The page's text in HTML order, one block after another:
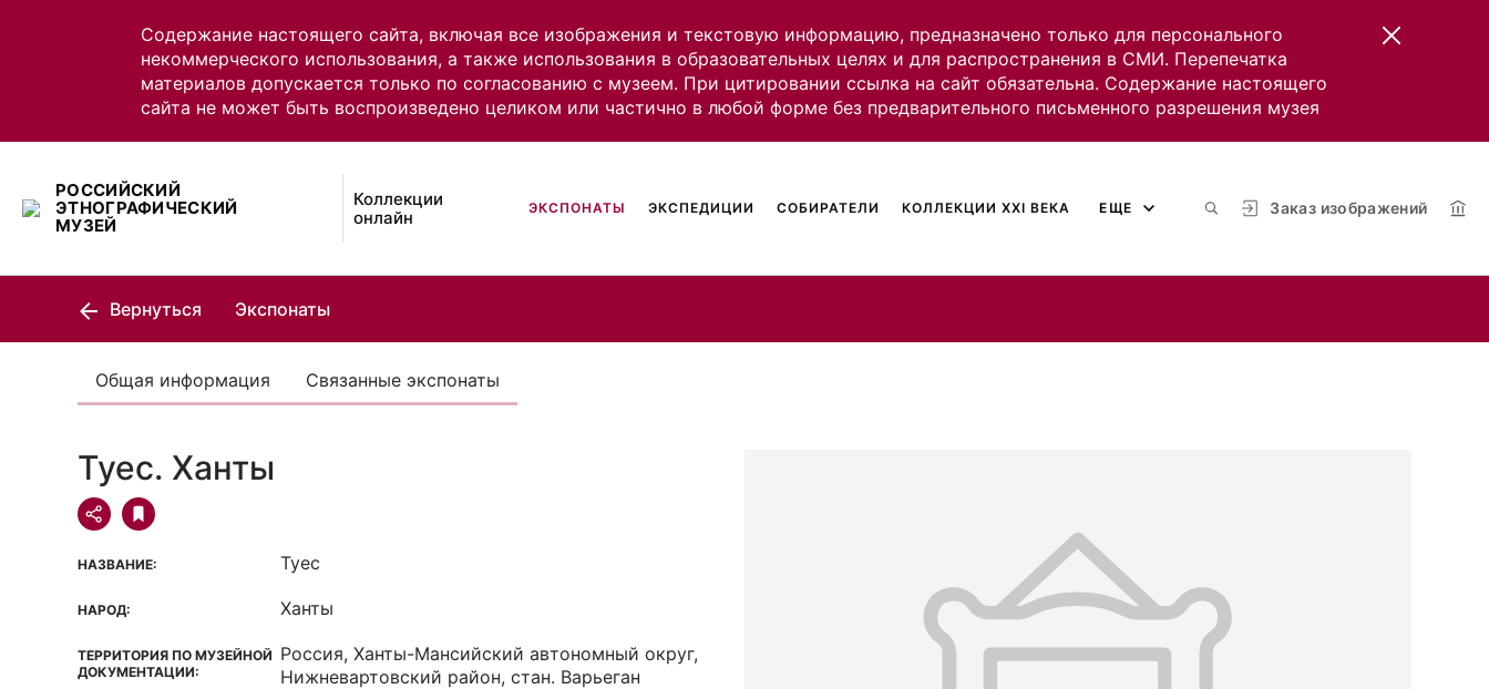
Содержание настоящего сайта, включая все изображения и текстовую информацию, предназначено только для персонального
некоммерческого использования, а также использования в образовательных целях и для распространения в СМИ. Перепечатка
материалов допускается только по согласованию с музеем. При цитировании ссылка на сайт обязательна. Содержание настоящего
сайта не может быть воспроизведено целиком или частично в любой форме без предварительного письменного разрешения музея
РОССИЙСКИЙ
ЭТНОГРАФИЧЕСКИЙ
МУЗЕЙ
Коллекции
онлайн
Заказ изображений
ЭКСПОНАТЫ ЭКСПЕДИЦИИ СОБИРАТЕЛИ КОЛЛЕКЦИИ XXI ВЕКА ЕЩЕ
Вернуться Экспонаты
Общая информация Связанные экспонаты
Туес. Ханты
НАЗВАНИЕ: Туес
НАРОД: Ханты
ТЕРРИТОРИЯ ПО МУЗЕЙНОЙ
ДОКУМЕНТАЦИИ:
Россия, Ханты-Мансийский автономный округ,
Нижневартовский район, стан. Варьеган